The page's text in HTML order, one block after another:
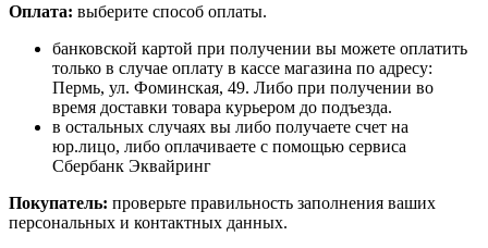
Оплата: выберите способ оплаты.
банковской картой при получении вы можете оплатить
только в случае оплату в кассе магазина по адресу:
Пермь, ул. Фоминская, 49. Либо при получении во
время доставки товара курьером до подъезда.
в остальных случаях вы либо получаете счет на
юр.лицо, либо оплачиваете с помощью сервиса
Сбербанк Эквайринг
Покупатель: проверьте правильность заполнения ваших
персональных и контактных данных.